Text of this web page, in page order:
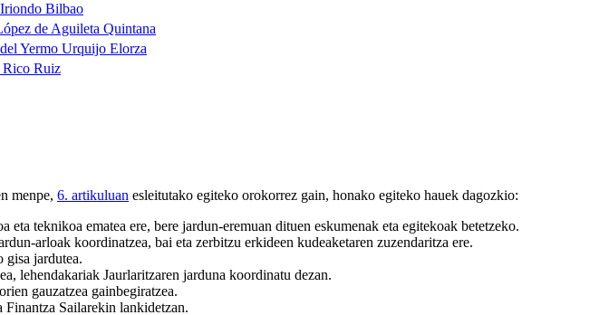
Bilbao
de Aguileta Quintana
Yermo Urquijo Elorza
Ruiz
menpe, 6. artikuluan esleitutako egiteko orokorrez gain, honako egiteko hauek dagozkio:
teknikoa ematea ere, bere jardun-eremuan dituen eskumenak eta egitekoak betetzeko.
arloak koordinatzea, bai eta zerbitzu erkideen kudeaketaren zuzendaritza ere.
gisa jardutea.
lehendakariak Jaurlaritzaren jarduna koordinatu dezan.
gauzatzea gainbegiratzea.
Finantza Sailarekin lankidetzan.